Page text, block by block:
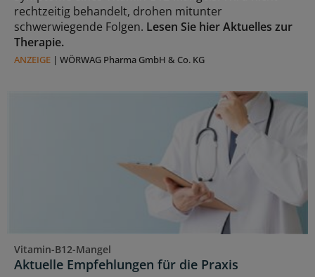
rechtzeitig behandelt, drohen mitunter
schwerwiegende Folgen. Lesen Sie hier Aktuelles zur
Therapie.
ANZEIGE | WÖRWAG Pharma GmbH & Co. KG
Vitamin-B12-Mangel
Aktuelle Empfehlungen für die Praxis